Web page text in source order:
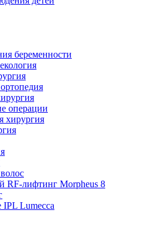
беременности
операции
хирургия
RF-лифтинг Morpheus 8
Lumecca